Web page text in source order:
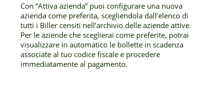
Con “Attiva azienda” puoi configurare una nuova
azienda come preferita, scegliendola dall’elenco di
tutti i Biller censiti nell’archivio delle aziende attive.
Per le aziende che sceglierai come preferite, potrai
visualizzare in automatico le bollette in scadenza
associate al tuo codice fiscale e procedere
immediatamente al pagamento.